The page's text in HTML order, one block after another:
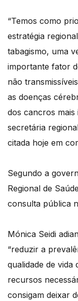
“Temos como
estratégia
tabagismo, uma
importante fator
não
as doenças
dos cancros mais
secretária
citada hoje em
Segundo a
Regional de
consulta pública
Mónica Seidi
“reduzir a
qualidade de
recursos
consigam deixar